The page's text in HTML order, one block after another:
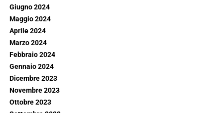
Giugno 2024
Maggio 2024
Aprile 2024
Marzo 2024
Febbraio 2024
Gennaio 2024
Dicembre 2023
Novembre 2023
Ottobre 2023